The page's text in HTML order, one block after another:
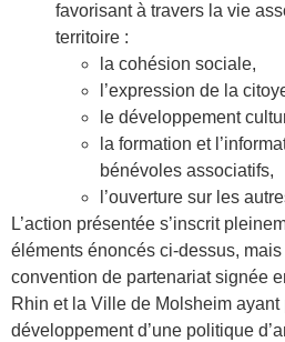
favorisant à travers la vie
territoire :
la cohésion sociale,
l’expression de la
le développement
la formation et
bénévoles associatifs,
l’ouverture sur les
L’action présentée s’inscrit
éléments énoncés ci-dessus,
convention de partenariat signée
Rhin et la Ville de Molsheim ayant
développement d’une politique